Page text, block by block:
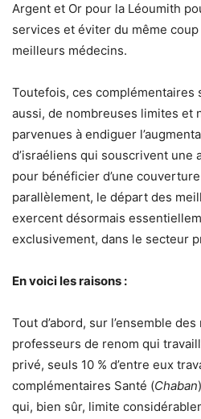
Argent et Or pour la Léoumith
services et éviter du même
meilleurs médecins.
Toutefois, ces complémentaires
aussi, de nombreuses limites et
parvenues à endiguer
d’israéliens qui souscrivent une
pour bénéficier d’une
parallèlement, le départ des
exercent désormais
exclusivement, dans le secteur
En voici les raisons :
Tout d’abord, sur l’ensemble
professeurs de renom qui
privé, seuls 10 % d’entre eux
complémentaires Santé (Chaban
qui, bien sûr, limite